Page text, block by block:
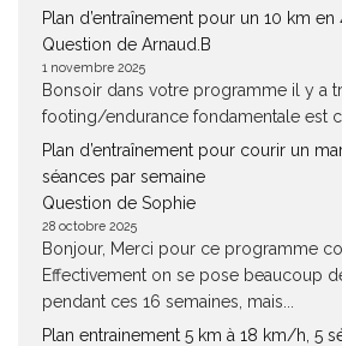
Plan d’entraînement pour un 10 km en
Question de Arnaud.B
1 novembre 2025
Bonsoir dans votre programme il y a
footing/endurance fondamentale est
Plan d’entraînement pour courir un
séances par semaine
Question de Sophie
28 octobre 2025
Bonjour, Merci pour ce programme
Effectivement on se pose beaucoup
pendant ces 16 semaines, mais...
Plan entrainement 5 km à 18 km/h, 5